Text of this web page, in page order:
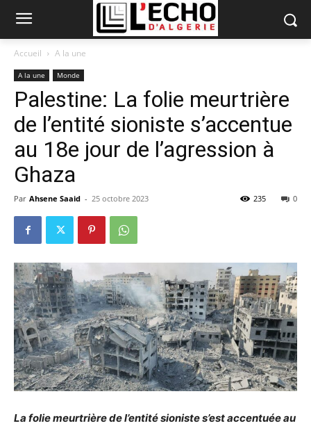
Accueil A la une
A la une Monde
Palestine: La folie meurtrière
de l’entité sioniste s’accentue
au 18e jour de l’agression à
Ghaza
Par Ahsene Saaid - 25 octobre 2023 0
235
La folie meurtrière de l’entité sioniste s’est accentuée au